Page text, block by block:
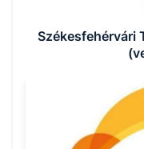
Székesfehérvári